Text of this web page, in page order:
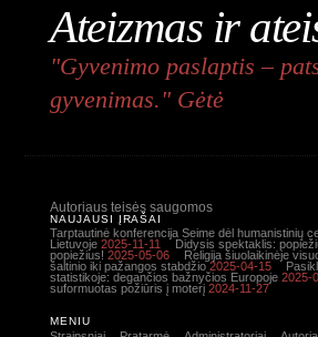
Ateizmas ir
"Gyvenimo paslaptis –
gyvenimas." Gėtė
Autoriaus teisės saugomos
NAUJAUSI ĮRAŠAI
Tarptautinė konferencija Seime dėl humanistinių
Lietuvoje 2025-11-11
Didysis spektaklis:
popiežius! 2025-05-06
Religija šiuolaikinėje
šaltinio iki pažangos stabdžio 2025-04-15
statistikoje: degančios bažnyčios Europoje 2025-
suformuotas požiūris į moterį 2024-11-27
MENIU